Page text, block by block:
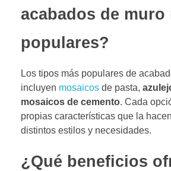
acabados de muro
populares?
Los tipos más populares de
incluyen mosaicos de pasta,
mosaicos de cemento. Cada
propias características que la
distintos estilos y necesidades.
¿Qué beneficios